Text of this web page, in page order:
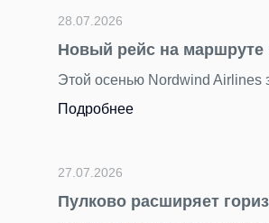
28.07.2026
Новый рейс на маршруте
Этой осенью Nordwind Airlines
Подробнее
27.07.2026
Пулково расширяет